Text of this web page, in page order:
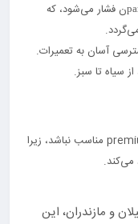
جهت افقی باعث توزیع равن فشار می‌شود، که
آسان به تعمیرات.
سیاه تا سبز.
ممکن است برای چای‌های premium orthodox مناسب نباشد، زیرا
می‌کند.
و مازندران، این